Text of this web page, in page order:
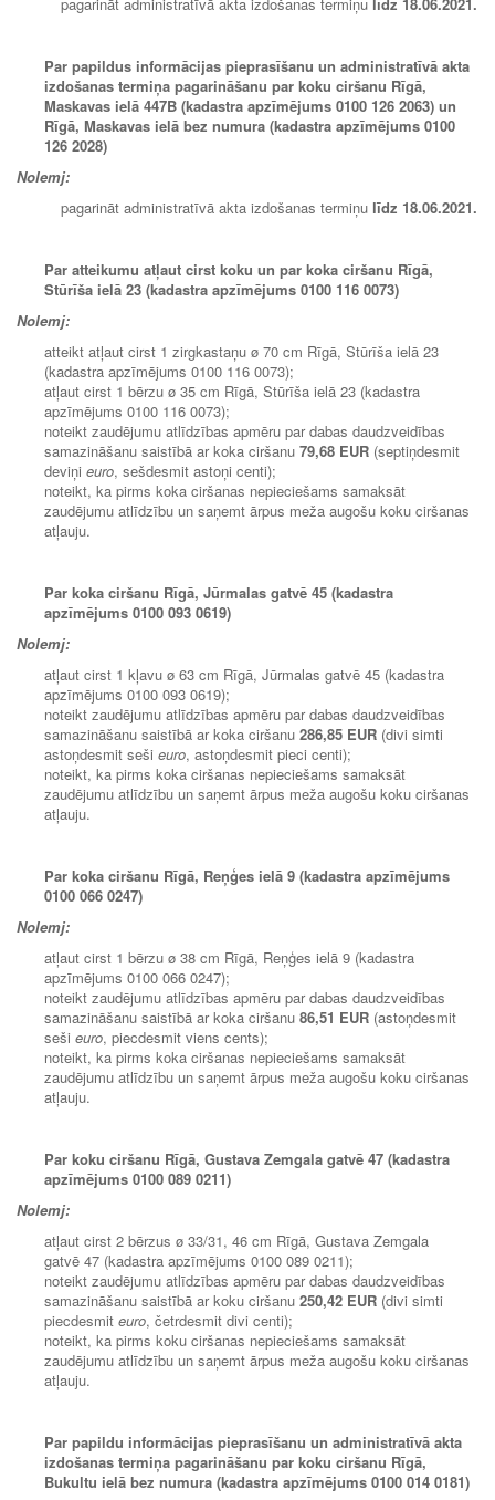
Par papildus informācijas pieprasīšanu un administratīvā akta
izdošanas termiņa pagarināšanu par koku ciršanu Rīgā,
Maskavas ielā 447B (kadastra apzīmējums 0100 126 2063) un
Rīgā, Maskavas ielā bez numura (kadastra apzīmējums 0100
126 2028)
Nolemj:
pagarināt administratīvā akta izdošanas termiņu līdz 18.06.2021.
Par atteikumu atļaut cirst koku un par koka ciršanu Rīgā,
Stūrīša ielā 23 (kadastra apzīmējums 0100 116 0073)
Nolemj:
atteikt atļaut cirst 1 zirgkastaņu ø 70 cm Rīgā, Stūrīša ielā 23
(kadastra apzīmējums 0100 116 0073);
atļaut cirst 1 bērzu ø 35 cm Rīgā, Stūrīša ielā 23 (kadastra
apzīmējums 0100 116 0073);
noteikt zaudējumu atlīdzības apmēru par dabas daudzveidības
samazināšanu saistībā ar koka ciršanu 79,68 EUR (septiņdesmit
deviņi euro, sešdesmit astoņi centi);
noteikt, ka pirms koka ciršanas nepieciešams samaksāt
zaudējumu atlīdzību un saņemt ārpus meža augošu koku ciršanas
atļauju.
Par koka ciršanu Rīgā, Jūrmalas gatvē 45 (kadastra
apzīmējums 0100 093 0619)
Nolemj:
atļaut cirst 1 kļavu ø 63 cm Rīgā, Jūrmalas gatvē 45 (kadastra
apzīmējums 0100 093 0619);
noteikt zaudējumu atlīdzības apmēru par dabas daudzveidības
samazināšanu saistībā ar koka ciršanu 286,85 EUR (divi simti
astoņdesmit seši euro, astoņdesmit pieci centi);
noteikt, ka pirms koka ciršanas nepieciešams samaksāt
zaudējumu atlīdzību un saņemt ārpus meža augošu koku ciršanas
atļauju.
Par koka ciršanu Rīgā, Reņģes ielā 9 (kadastra apzīmējums
0100 066 0247)
Nolemj:
atļaut cirst 1 bērzu ø 38 cm Rīgā, Reņģes ielā 9 (kadastra
apzīmējums 0100 066 0247);
noteikt zaudējumu atlīdzības apmēru par dabas daudzveidības
samazināšanu saistībā ar koka ciršanu 86,51 EUR (astoņdesmit
seši euro, piecdesmit viens cents);
noteikt, ka pirms koka ciršanas nepieciešams samaksāt
zaudējumu atlīdzību un saņemt ārpus meža augošu koku ciršanas
atļauju.
Par koku ciršanu Rīgā, Gustava Zemgala gatvē 47 (kadastra
apzīmējums 0100 089 0211)
Nolemj:
atļaut cirst 2 bērzus ø 33/31, 46 cm Rīgā, Gustava Zemgala
gatvē 47 (kadastra apzīmējums 0100 089 0211);
noteikt zaudējumu atlīdzības apmēru par dabas daudzveidības
samazināšanu saistībā ar koku ciršanu 250,42 EUR (divi simti
piecdesmit euro, četrdesmit divi centi);
noteikt, ka pirms koku ciršanas nepieciešams samaksāt
zaudējumu atlīdzību un saņemt ārpus meža augošu koku ciršanas
atļauju.
Par papildu informācijas pieprasīšanu un administratīvā akta
izdošanas termiņa pagarināšanu par koku ciršanu Rīgā,
Bukultu ielā bez numura (kadastra apzīmējums 0100 014 0181)